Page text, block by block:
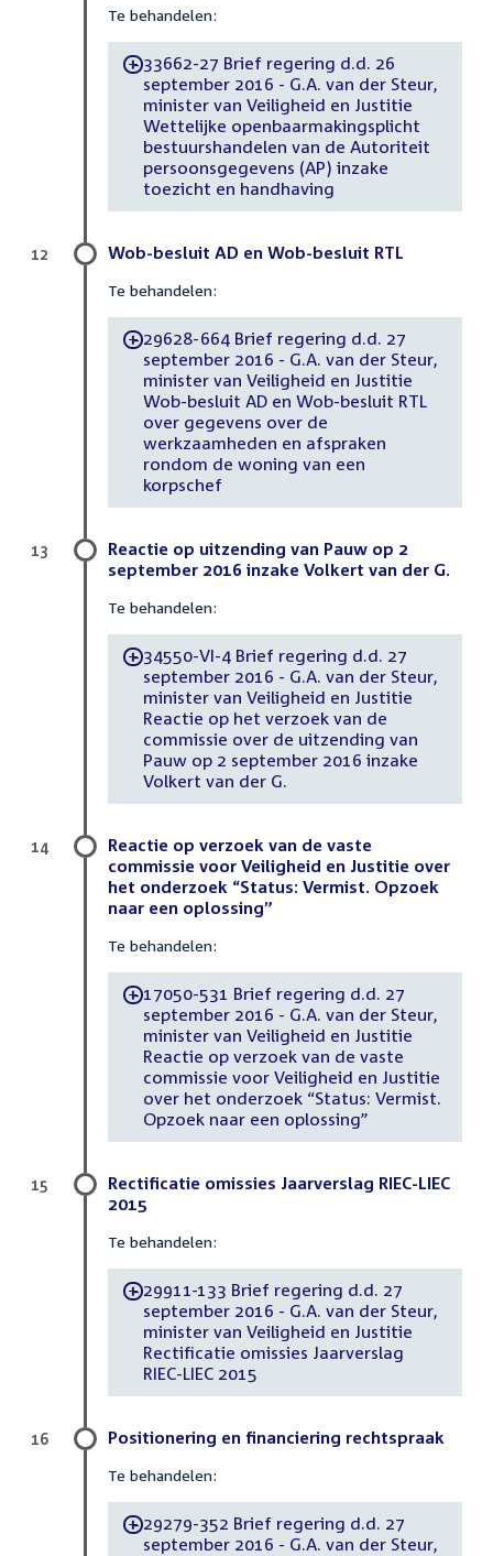
Te behandelen:
-33662-27 Brief regering d.d. 26
september 2016 - G.A. van der Steur,
minister van Veiligheid en Justitie
Wettelijke openbaarmakingsplicht
bestuurshandelen van de Autoriteit
persoonsgegevens (AP) inzake
toezicht en handhaving
Wob-besluit AD en Wob-besluit RTL
Te behandelen:
-29628-664 Brief regering d.d. 27
september 2016 - G.A. van der Steur,
minister van Veiligheid en Justitie
Wob-besluit AD en Wob-besluit RTL
over gegevens over de
werkzaamheden en afspraken
rondom de woning van een
korpschef
12
Reactie op uitzending van Pauw op 2
september 2016 inzake Volkert van der G.
Te behandelen:
-34550-VI-4 Brief regering d.d. 27
september 2016 - G.A. van der Steur,
minister van Veiligheid en Justitie
Reactie op het verzoek van de
commissie over de uitzending van
Pauw op 2 september 2016 inzake
Volkert van der G.
13
Reactie op verzoek van de vaste
commissie voor Veiligheid en Justitie over
het onderzoek “Status: Vermist. Opzoek
naar een oplossing”
Te behandelen:
-17050-531 Brief regering d.d. 27
september 2016 - G.A. van der Steur,
minister van Veiligheid en Justitie
Reactie op verzoek van de vaste
commissie voor Veiligheid en Justitie
over het onderzoek “Status: Vermist.
Opzoek naar een oplossing”
14
Rectificatie omissies Jaarverslag RIEC-LIEC
2015
Te behandelen:
-29911-133 Brief regering d.d. 27
september 2016 - G.A. van der Steur,
minister van Veiligheid en Justitie
Rectificatie omissies Jaarverslag
RIEC-LIEC 2015
15
Positionering en financiering rechtspraak
Te behandelen:
-29279-352 Brief regering d.d. 27
september 2016 - G.A. van der Steur,
16